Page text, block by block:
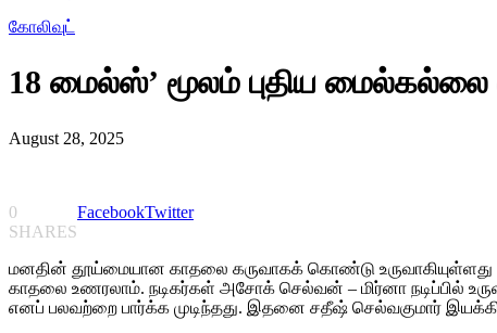
கோலிவுட்
18 மைல்ஸ்’ மூலம் புதிய மைல்கல்லை
August 28, 2025
0
SHARES
FacebookTwitter
மனதின் தூய்மையான காதலை கருவாகக் கொண்டு
காதலை உணரலாம். நடிகர்கள் அசோக் செல்வன் – மிர்னா நடிப்பில்
எனப் பலவற்றை பார்க்க முடிந்தது. இதனை சதீஷ் செல்வகுமார் இயக்கி